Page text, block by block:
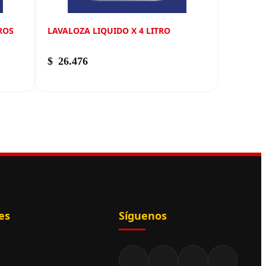
LAVALOZA LIQUIDO X 4 LITRO
$ 26.476
Síguenos